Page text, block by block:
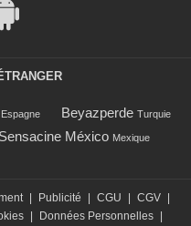
Espagne Beyazperde Turquie
Sensacine México Mexique
| Publicité | CGU | CGV |
| Données Personnelles |